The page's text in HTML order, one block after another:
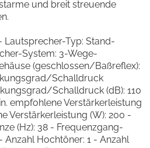
und breit streuende
Lautsprecher-Typ: Stand-
System: 3-Wege-
(geschlossen/Baßreflex):
Schalldruck
Schalldruck (dB): 110
empfohlene Verstärkerleistung
Verstärkerleistung (W): 200 -
(Hz): 38 - Frequenzgang-
Anzahl Hochtöner: 1 - Anzahl